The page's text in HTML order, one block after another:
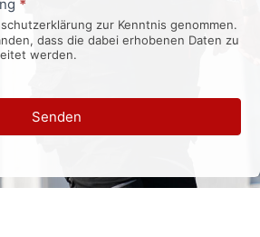
*
zur Kenntnis genommen.
dass die dabei erhobenen Daten zu
werden.
Senden